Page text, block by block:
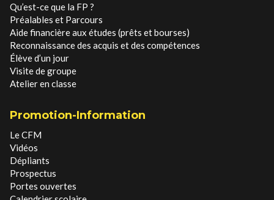
Qu’est-ce que la FP ?
Préalables et Parcours
Aide financière aux études (prêts et bourses)
Reconnaissance des acquis et des compétences
Élève d’un jour
Visite de groupe
Atelier en classe
Promotion-Information
Le CFM
Vidéos
Dépliants
Prospectus
Portes ouvertes